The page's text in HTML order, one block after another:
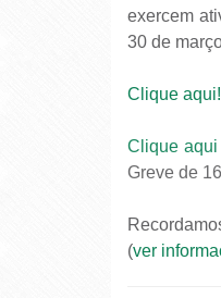
exercem
30 de
Clique aqui!
Clique aqui
Greve de
(ver